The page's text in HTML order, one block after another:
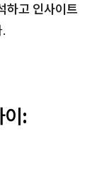
하고 인사이트
: